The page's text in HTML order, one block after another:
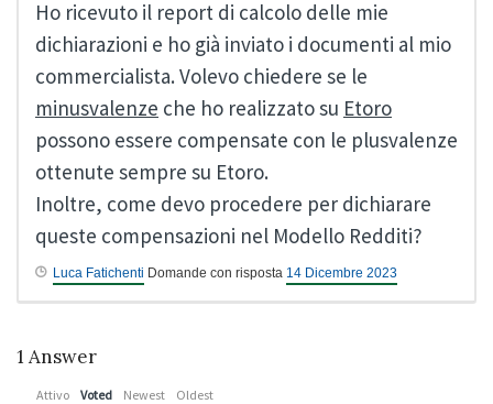
Ho ricevuto il report di calcolo delle mie
dichiarazioni e ho già inviato i documenti al mio
commercialista. Volevo chiedere se le
minusvalenze che ho realizzato su Etoro
possono essere compensate con le plusvalenze
ottenute sempre su Etoro.
Inoltre, come devo procedere per dichiarare
queste compensazioni nel Modello Redditi?
Luca Fatichenti Domande con risposta 14 Dicembre 2023
1 Answer
Attivo Voted Newest Oldest